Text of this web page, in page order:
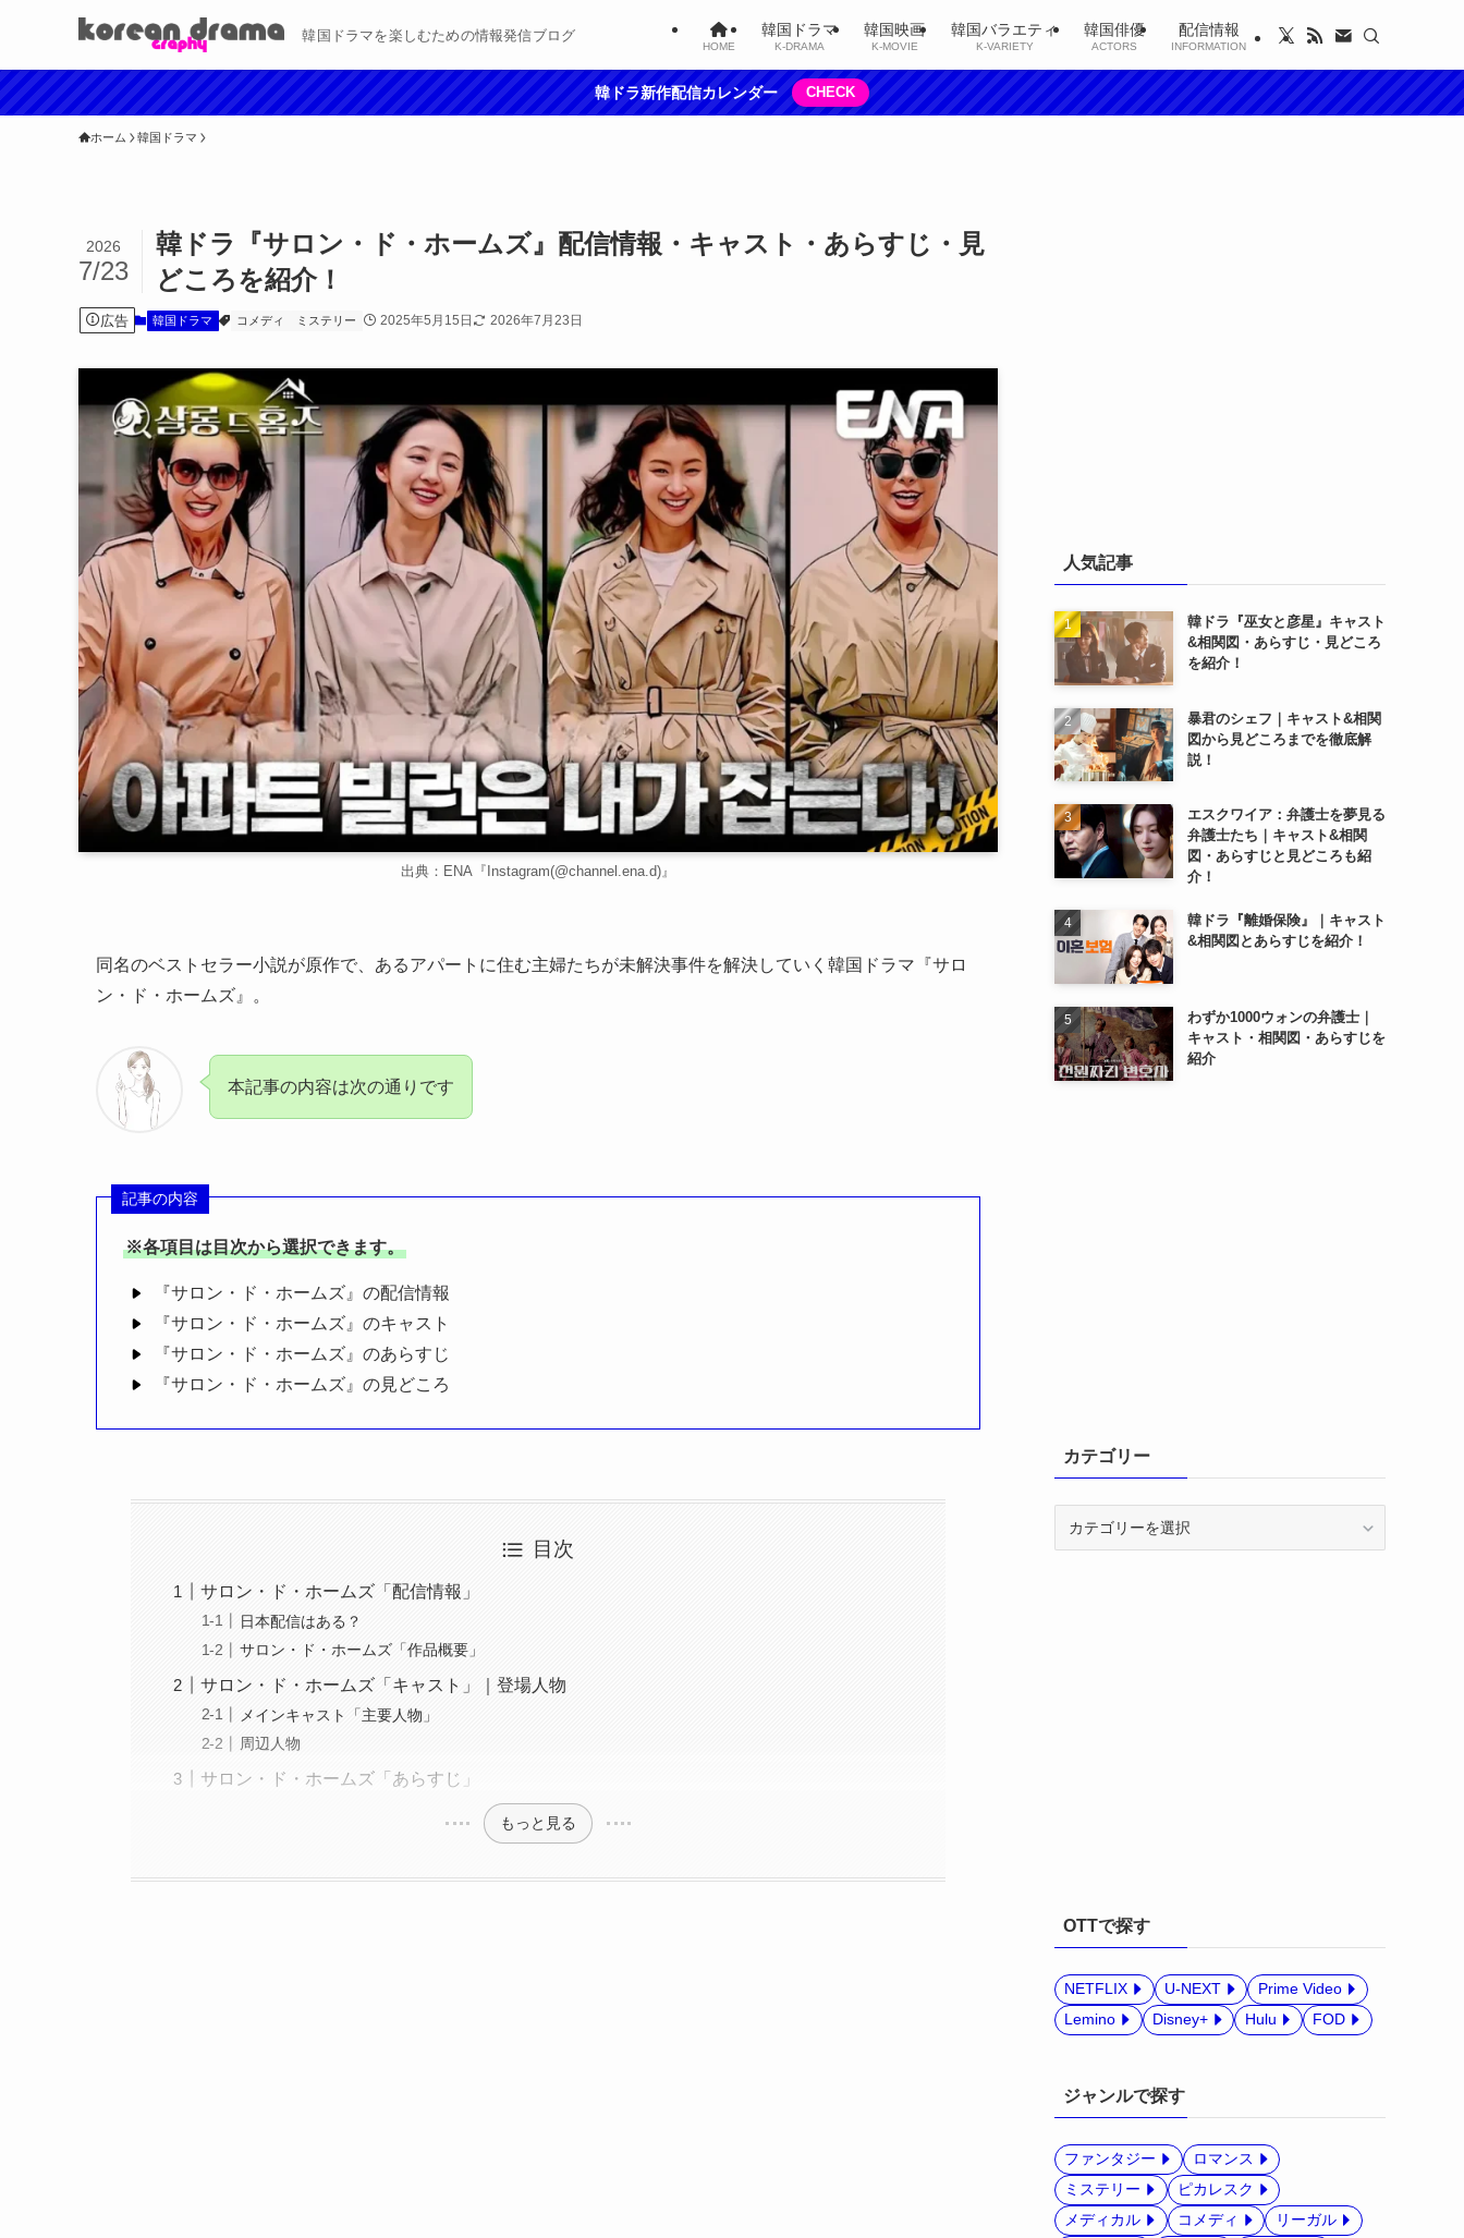
韓国ドラマを楽しむための情報発信ブログ
HOME
韓国ドラマ
K-DRAMA
韓国映画
K-MOVIE
韓国バラエティ
K-VARIETY
韓国俳優
ACTORS
配信情報
INFORMATION
韓ドラ新作配信カレンダー CHECK
ホーム 韓国ドラマ
韓ドラ『サロン・ド・ホームズ』配信情報・キャスト・あらすじ・見
どころを紹介！
2026
7/23
広告 韓国ドラマ コメディ ミステリー 2025年5月15日 2026年7月23日
出典：ENA『Instagram(@channel.ena.d)』
同名のベストセラー小説が原作で、あるアパートに住む主婦たちが未解決事件を解決していく韓国ドラマ『サロ
ン・ド・ホームズ』。
本記事の内容は次の通りです
記事の内容
※各項目は目次から選択できます。
『サロン・ド・ホームズ』の配信情報
『サロン・ド・ホームズ』のキャスト
『サロン・ド・ホームズ』のあらすじ
『サロン・ド・ホームズ』の見どころ
目次
サロン・ド・ホームズ「配信情報」
日本配信はある？
サロン・ド・ホームズ「作品概要」
サロン・ド・ホームズ「キャスト」｜登場人物
メインキャスト「主要人物」
周辺人物
サロン・ド・ホームズ「あらすじ」
もっと見る
人気記事
韓ドラ『巫女と彦星』キャスト
&相関図・あらすじ・見どころ
を紹介！
暴君のシェフ｜キャスト&相関
図から見どころまでを徹底解
説！
エスクワイア：弁護士を夢見る
弁護士たち｜キャスト&相関
図・あらすじと見どころも紹
介！
韓ドラ『離婚保険』｜キャスト
&相関図とあらすじを紹介！
わずか1000ウォンの弁護士｜
キャスト・相関図・あらすじを
紹介
カテゴリー
OTTで探す
NETFLIX U-NEXT
Prime Video
Lemino
Disney+ Hulu FOD
ジャンルで探す
ファンタジー
ロマンス
ミステリー
ピカレスク
メディカル
コメディ
リーガル